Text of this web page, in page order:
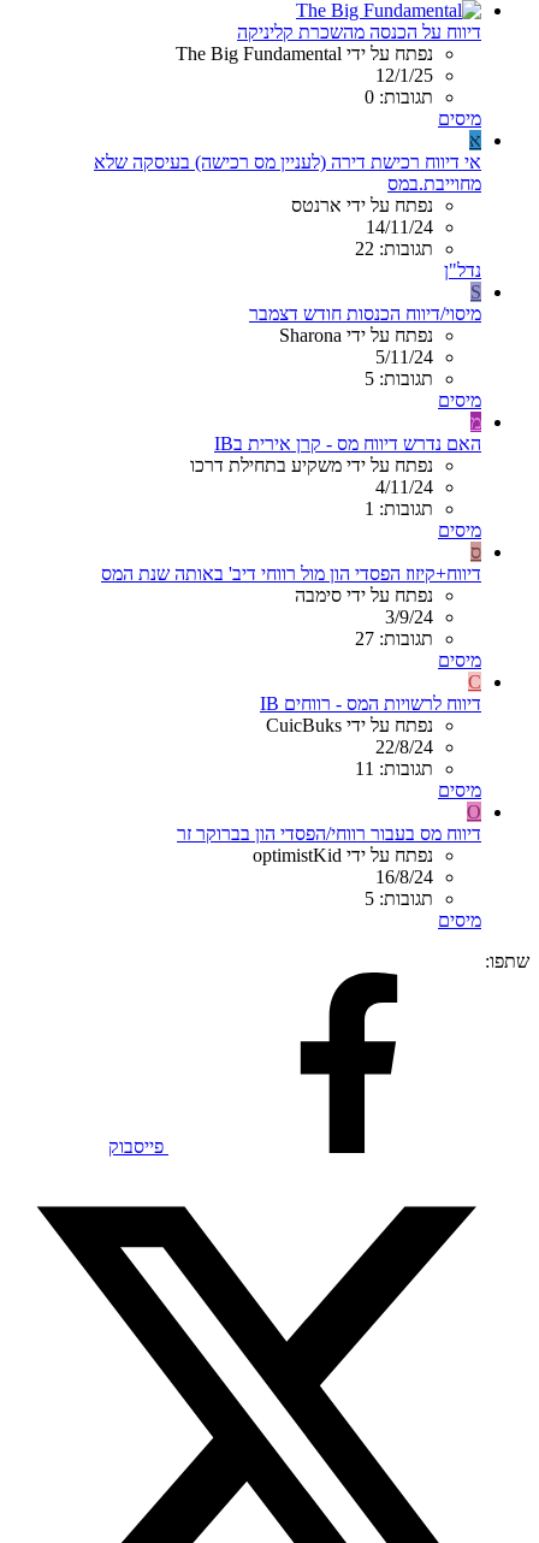
דיווח על הכנסה מהשכרת קליניקה
נפתח על ידי The Big Fundamental
12/1/25
תגובות: 0
מיסים
א
אי דיווח רכישת דירה (לעניין מס רכישה) בעיסקה שלא
מחוייבת.במס
נפתח על ידי ארנטס
14/11/24
תגובות: 22
נדל"ן
S
מיסוי/דיווח הכנסות חודש דצמבר
נפתח על ידי Sharona
5/11/24
תגובות: 5
מיסים
מ
האם נדרש דיווח מס - קרן אירית בIB
נפתח על ידי משקיע בתחילת דרכו
4/11/24
תגובות: 1
מיסים
ס
דיווח+קיזוז הפסדי הון מול רווחי דיב' באותה שנת המס
נפתח על ידי סימבה
3/9/24
תגובות: 27
מיסים
C
דיווח לרשויות המס - רווחים IB
נפתח על ידי CuicBuks
22/8/24
תגובות: 11
מיסים
O
דיווח מס בעבור רווחי/הפסדי הון בברוקר זר
נפתח על ידי optimistKid
16/8/24
תגובות: 5
מיסים
שתפו:
פייסבוק